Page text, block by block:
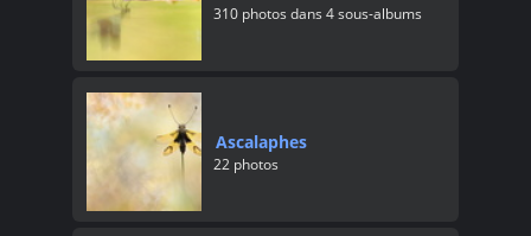
310 photos dans 4 sous-albums
Ascalaphes
22 photos